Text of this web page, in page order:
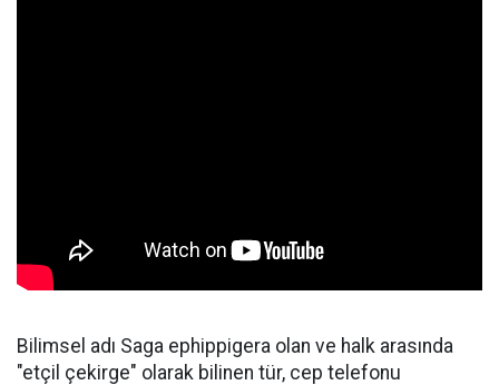
Bilimsel adı Saga ephippigera olan ve halk arasında
"etçil çekirge" olarak bilinen tür, cep telefonu